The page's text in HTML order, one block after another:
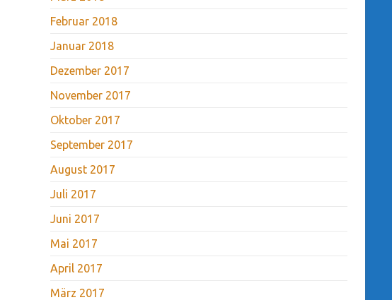
Februar 2018
Januar 2018
Dezember 2017
November 2017
Oktober 2017
September 2017
August 2017
Juli 2017
Juni 2017
Mai 2017
April 2017
März 2017